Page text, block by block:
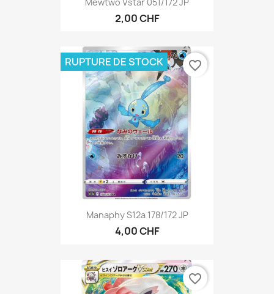
2,00 CHF
Manaphy S12a 178/172 JP
4,00 CHF
RUPTURE DE STOCK favorite_border
favorite_border